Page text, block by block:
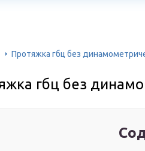
Протяжка гбц без
гбц без